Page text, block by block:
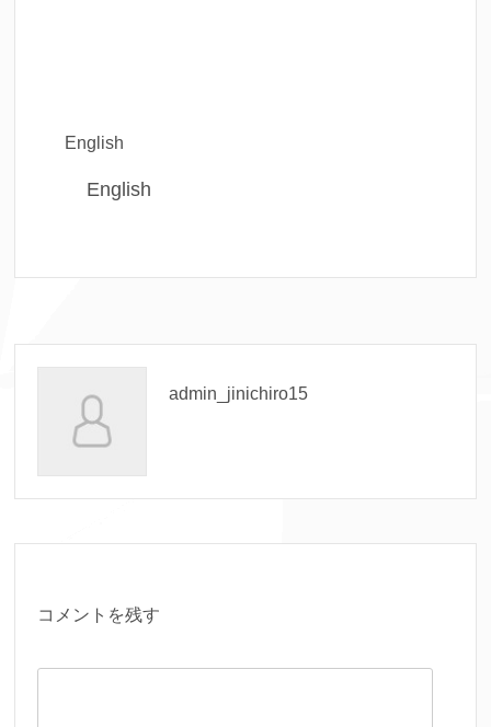
English
English
admin_jinichiro15
コメントを残す